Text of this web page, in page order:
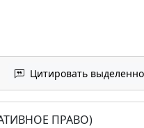
Цитировать
ПРАВО)